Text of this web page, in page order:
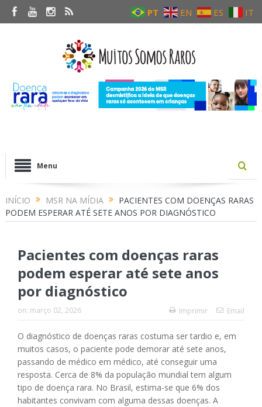
PT EN ES IT
Menu
INÍCIO MSR NA MÍDIA
PACIENTES COM DOENÇAS RARAS
PODEM ESPERAR ATÉ SETE ANOS POR DIAGNÓSTICO
Pacientes com doenças raras
podem esperar até sete anos
por diagnóstico
on: março 02, 2026 Imprimir Email
O diagnóstico de doenças raras costuma ser tardio e, em
muitos casos, o paciente pode demorar até sete anos,
passando de médico em médico, até conseguir uma
resposta. Cerca de 8% da população mundial tem algum
tipo de doença rara. No Brasil, estima-se que 6% dos
habitantes convivam com alguma dessas doenças. A